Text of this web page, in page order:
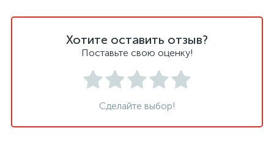
Хотите оставить отзыв?
Поставьте свою оценку!
Сделайте выбор!